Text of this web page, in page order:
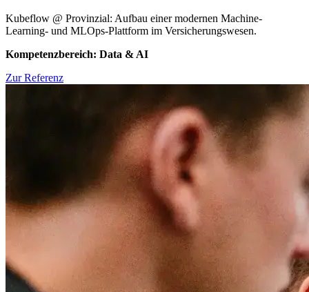
Kubeflow @ Provinzial: Aufbau einer modernen Machine-
Learning- und MLOps-Plattform im Versicherungswesen.
Kompetenzbereich: Data & AI
Zur Referenz